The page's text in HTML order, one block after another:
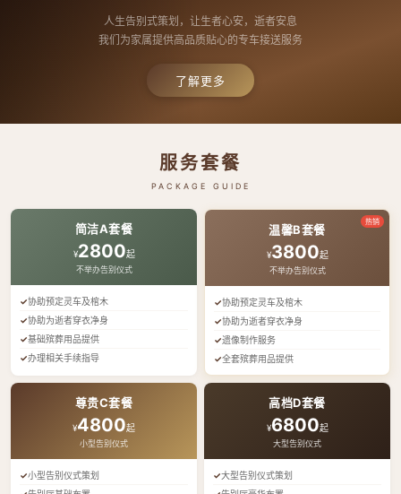
人生告别式策划，让生者心安，逝者安息
我们为家属提供高品质贴心的专车接送服务
了解更多
服务套餐
PACKAGE GUIDE
简洁A套餐
¥2800起
不举办告别仪式
协助预定灵车及棺木
协助为逝者穿衣净身
基础殡葬用品提供
办理相关手续指导
热销
温馨B套餐
¥3800起
不举办告别仪式
协助预定灵车及棺木
协助为逝者穿衣净身
遗像制作服务
全套殡葬用品提供
尊贵C套餐
¥4800起
小型告别仪式
小型告别仪式策划
高档D套餐
¥6800起
大型告别仪式
大型告别仪式策划